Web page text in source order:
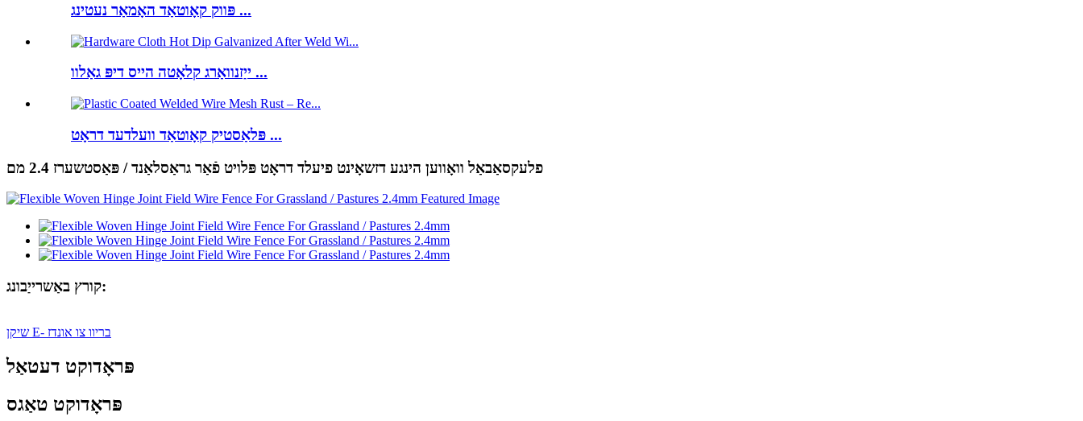
פּווק קאָוטאַד האָמאַר נעטינג ...
ייַזנוואַרג קלאָטה הייס דיפּ גאַלוו ...
פּלאַסטיק קאָוטאַד וועלדעד דראָט ...
פלעקסאַבאַל וואָווען הינגע דזשאָינט פיעלד דראָט פּלויט פֿאַר גראַסלאַנד / פּאַסטשערז 2.4 מם
קורץ באַשרייַבונג:
שיקן E- בריוו צו אונדז
פּראָדוקט דעטאַל
פּראָדוקט טאַגס